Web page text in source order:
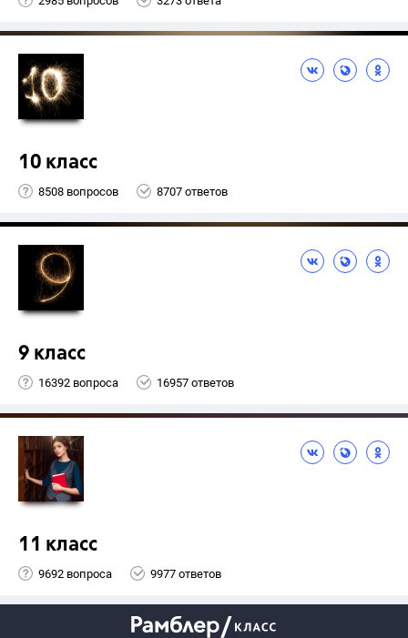
10 класс
8508 вопросов 8707 ответов
9 класс
16392 вопроса 16957 ответов
11 класс
9692 вопроса 9977 ответов